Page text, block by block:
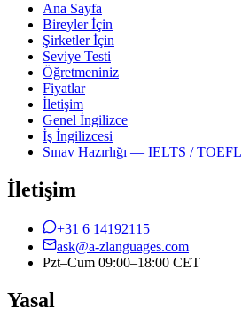
Ana Sayfa
Bireyler İçin
Şirketler İçin
Seviye Testi
Öğretmeniniz
Fiyatlar
İletişim
Genel İngilizce
İş İngilizcesi
Sınav Hazırlığı — IELTS / TOEFL
İletişim
+31 6 14192115
ask@a-zlanguages.com
Pzt–Cum 09:00–18:00 CET
Yasal